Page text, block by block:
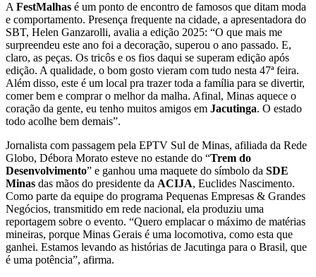
A FestMalhas é um ponto de encontro de famosos que ditam moda
e comportamento. Presença frequente na cidade, a apresentadora do
SBT, Helen Ganzarolli, avalia a edição 2025: “O que mais me
surpreendeu este ano foi a decoração, superou o ano passado. E,
claro, as peças. Os tricôs e os fios daqui se superam edição após
edição. A qualidade, o bom gosto vieram com tudo nesta 47ª feira.
Além disso, este é um local pra trazer toda a família para se divertir,
comer bem e comprar o melhor da malha. Afinal, Minas aquece o
coração da gente, eu tenho muitos amigos em Jacutinga. O estado
todo acolhe bem demais”.
Jornalista com passagem pela EPTV Sul de Minas, afiliada da Rede
Globo, Débora Morato esteve no estande do “Trem do
Desenvolvimento” e ganhou uma maquete do símbolo da SDE
Minas das mãos do presidente da ACIJA, Euclides Nascimento.
Como parte da equipe do programa Pequenas Empresas & Grandes
Negócios, transmitido em rede nacional, ela produziu uma
reportagem sobre o evento. “Quero emplacar o máximo de matérias
mineiras, porque Minas Gerais é uma locomotiva, como esta que
ganhei. Estamos levando as histórias de Jacutinga para o Brasil, que
é uma potência”, afirma.